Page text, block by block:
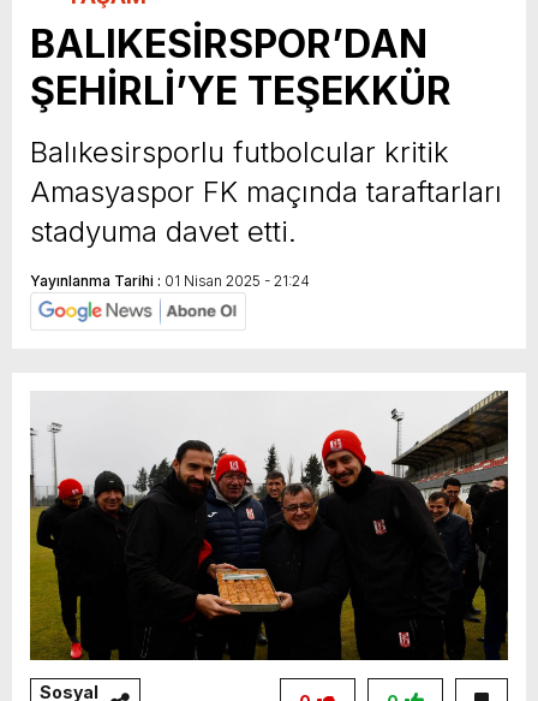
BALIKESİRSPOR’DAN
ŞEHİRLİ’YE TEŞEKKÜR
Balıkesirsporlu futbolcular kritik
Amasyaspor FK maçında taraftarları
stadyuma davet etti.
Yayınlanma Tarihi : 01 Nisan 2025 - 21:24
Sosyal